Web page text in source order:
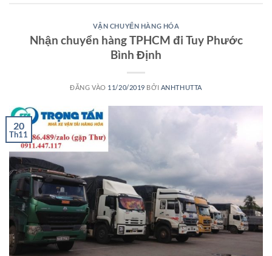
VẬN CHUYỂN HÀNG HÓA
Nhận chuyển hàng TPHCM đi Tuy Phước
Bình Định
ĐĂNG VÀO 11/20/2019 BỞI ANHTHUTTA
20
Th11